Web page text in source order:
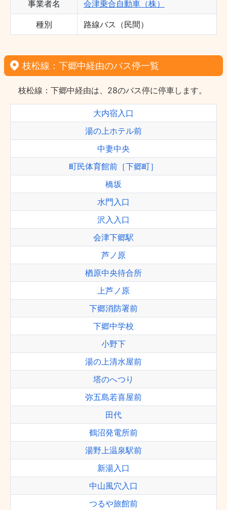
事業者名 会津乗合自動車（株）
種別 路線バス（民間）
枝松線：下郷中経由のバス停一覧
枝松線：下郷中経由は、28のバス停に停車します。
大内宿入口
湯の上ホテル前
中妻中央
町民体育館前［下郷町］
橋坂
水門入口
沢入入口
会津下郷駅
芦ノ原
楢原中央待合所
上芦ノ原
下郷消防署前
下郷中学校
小野下
湯の上清水屋前
塔のへつり
弥五島若喜屋前
田代
鶴沼発電所前
湯野上温泉駅前
新湯入口
中山風穴入口
つるや旅館前